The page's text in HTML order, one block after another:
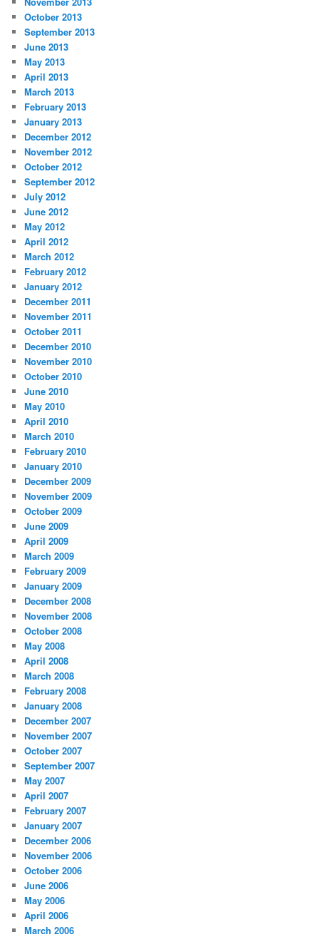
October 2013
September 2013
June 2013
May 2013
April 2013
March 2013
February 2013
January 2013
December 2012
November 2012
October 2012
September 2012
July 2012
June 2012
May 2012
April 2012
March 2012
February 2012
January 2012
December 2011
November 2011
October 2011
December 2010
November 2010
October 2010
June 2010
May 2010
April 2010
March 2010
February 2010
January 2010
December 2009
November 2009
October 2009
June 2009
April 2009
March 2009
February 2009
January 2009
December 2008
November 2008
October 2008
May 2008
April 2008
March 2008
February 2008
January 2008
December 2007
November 2007
October 2007
September 2007
May 2007
April 2007
February 2007
January 2007
December 2006
November 2006
October 2006
June 2006
May 2006
April 2006
March 2006